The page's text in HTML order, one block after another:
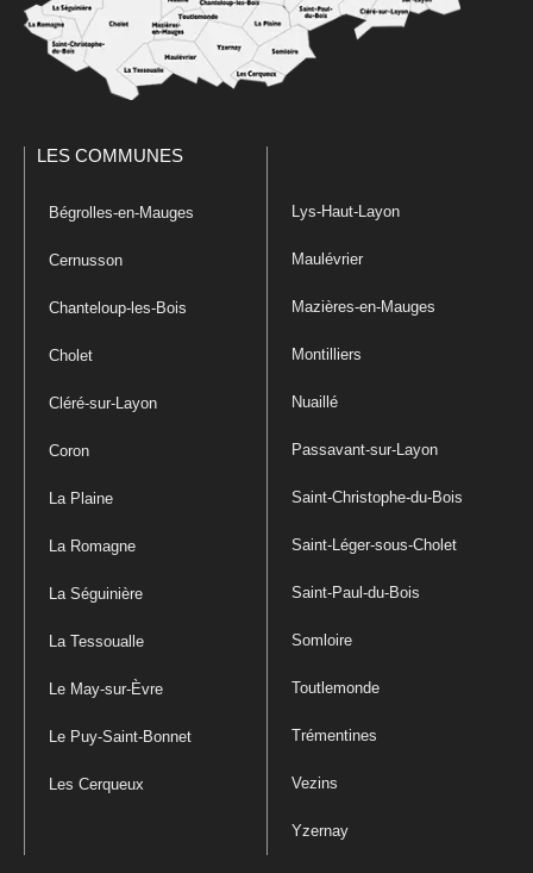
LES COMMUNES
Bégrolles-en-Mauges
Cernusson
Chanteloup-les-Bois
Cholet
Cléré-sur-Layon
Coron
La Plaine
La Romagne
La Séguinière
La Tessoualle
Le May-sur-Èvre
Le Puy-Saint-Bonnet
Les Cerqueux
Lys-Haut-Layon
Maulévrier
Mazières-en-Mauges
Montilliers
Nuaillé
Passavant-sur-Layon
Saint-Christophe-du-Bois
Saint-Léger-sous-Cholet
Saint-Paul-du-Bois
Somloire
Toutlemonde
Trémentines
Vezins
Yzernay